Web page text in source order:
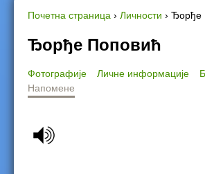
Y
o
u
Почетна страница › Личности › Ђорђе
Ђорђе Поповић
Фотографије Личне информације
Напомене